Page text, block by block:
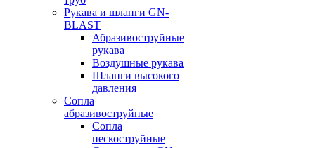
Рукава и шланги GN-
BLAST
Абразивоструйные
рукава
Воздушные рукава
Шланги высокого
давления
Сопла
абразивоструйные
Сопла
пескоструйные